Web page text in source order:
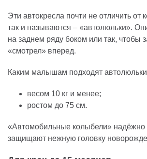
Эти автокресла почти не отличить от
так и называются – «автолюльки».
на заднем ряду боком или так, чтобы
«смотрел» вперед.
Каким малышам подходят
весом 10 кг и менее;
ростом до 75 см.
«Автомобильные колыбели» надёжно
защищают нежную головку